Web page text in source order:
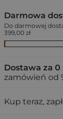
Darmowa
Do darmowej
399,00 zł
Dostawa za 0
zamówień od
Kup teraz,